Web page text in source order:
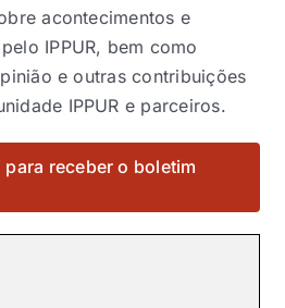
acontecimentos e
IPPUR, bem como
e outras contribuições
IPPUR e parceiros.
receber o boletim